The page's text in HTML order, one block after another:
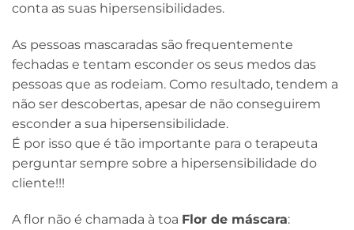
conta as suas hipersensibilidades.
As pessoas mascaradas são frequentemente
fechadas e tentam esconder os seus medos das
pessoas que as rodeiam. Como resultado, tendem a
não ser descobertas, apesar de não conseguirem
esconder a sua hipersensibilidade.
É por isso que é tão importante para o terapeuta
perguntar sempre sobre a hipersensibilidade do
cliente!!!
A flor não é chamada à toa Flor de máscara: